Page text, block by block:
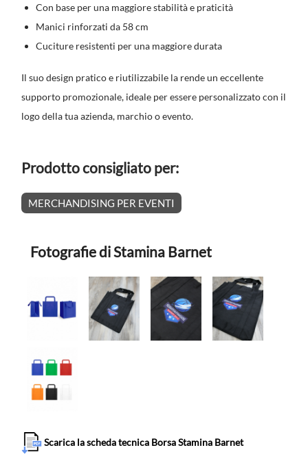
Con base per una maggiore stabilità e praticità
Manici rinforzati da 58 cm
Cuciture resistenti per una maggiore durata
Il suo design pratico e riutilizzabile la rende un eccellente
supporto promozionale, ideale per essere personalizzato con il
logo della tua azienda, marchio o evento.
Prodotto consigliato per:
MERCHANDISING PER EVENTI
Fotografie di Stamina Barnet
Scarica la scheda tecnica Borsa Stamina Barnet